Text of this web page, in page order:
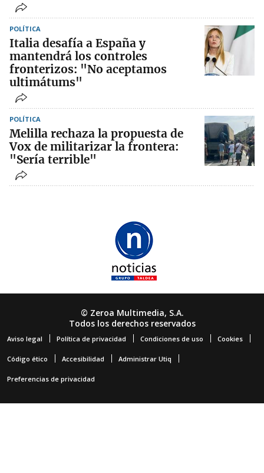
POLÍTICA
Italia desafía a España y
mantendrá los controles
fronterizos: "No aceptamos
ultimátums"
POLÍTICA
Melilla rechaza la propuesta de
Vox de militarizar la frontera:
"Sería terrible"
© Zeroa Multimedia, S.A.
Todos los derechos reservados
Aviso legal Política de privacidad Condiciones de uso Cookies
Código ético Accesibilidad Administrar Utiq
Preferencias de privacidad